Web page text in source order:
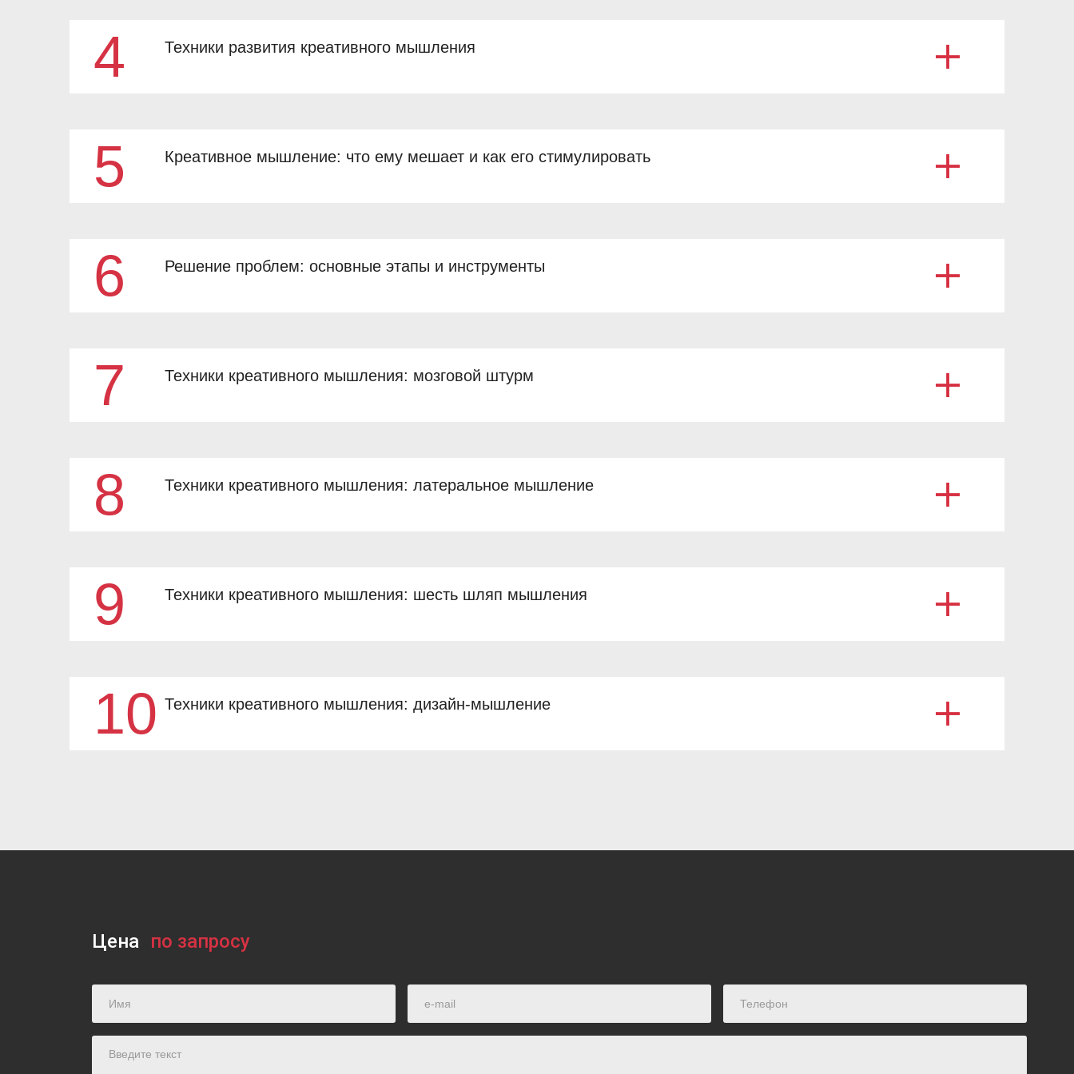
4 Техники развития креативного мышления
5 Креативное мышление: что ему мешает и как его стимулировать
6 Решение проблем: основные этапы и инструменты
7 Техники креативного мышления: мозговой штурм
8 Техники креативного мышления: латеральное мышление
9 Техники креативного мышления: шесть шляп мышления
10 Техники креативного мышления: дизайн-мышление
Цена по запросу